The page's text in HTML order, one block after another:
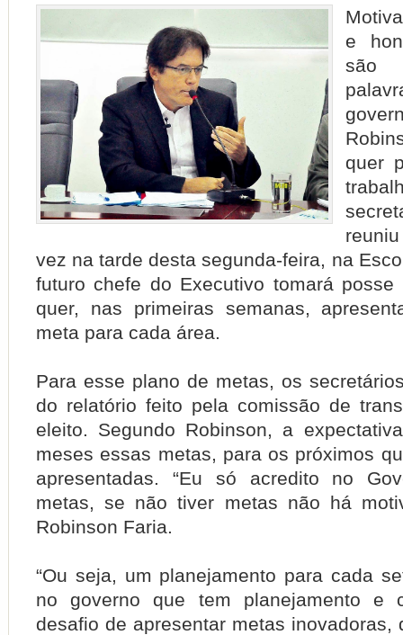
e
são
quer
vez na tarde desta segunda-feira, na
futuro chefe do Executivo tomará posse
quer, nas primeiras semanas,
meta para cada área.
Para esse plano de metas, os
do relatório feito pela comissão de
eleito. Segundo Robinson, a
meses essas metas, para os próximos
apresentadas. “Eu só acredito no
metas, se não tiver metas não há
Robinson Faria.
“Ou seja, um planejamento para cada
no governo que tem planejamento e
desafio de apresentar metas inovadoras,